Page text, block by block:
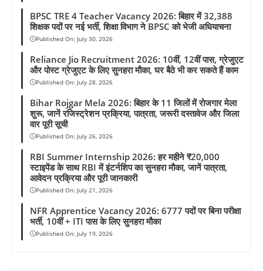
BPSC TRE 4 Teacher Vacancy 2026: बिहार में 32,388
शिक्षक पदों पर नई भर्ती, शिक्षा विभाग ने BPSC को भेजी अधियाचना
Published On: July 30, 2026
Reliance Jio Recruitment 2026: 10वीं, 12वीं पास, ग्रेजुएट
और पोस्ट ग्रेजुएट के लिए सुनहरा मौका, घर बैठे भी कर सकते हैं काम
Published On: July 28, 2026
Bihar Rojgar Mela 2026: बिहार के 11 जिलों में रोजगार मेला
शुरू, जानें रजिस्ट्रेशन प्रक्रिया, पात्रता, जरूरी दस्तावेज और जिला
वार पूरी सूची
Published On: July 26, 2026
RBI Summer Internship 2026: हर महीने ₹20,000
स्टाइपेंड के साथ RBI में इंटर्नशिप का सुनहरा मौका, जानें पात्रता,
आवेदन प्रक्रिया और पूरी जानकारी
Published On: July 21, 2026
NFR Apprentice Vacancy 2026: 6777 पदों पर बिना परीक्षा
भर्ती, 10वीं + ITI पास के लिए सुनहरा मौका
Published On: July 19, 2026